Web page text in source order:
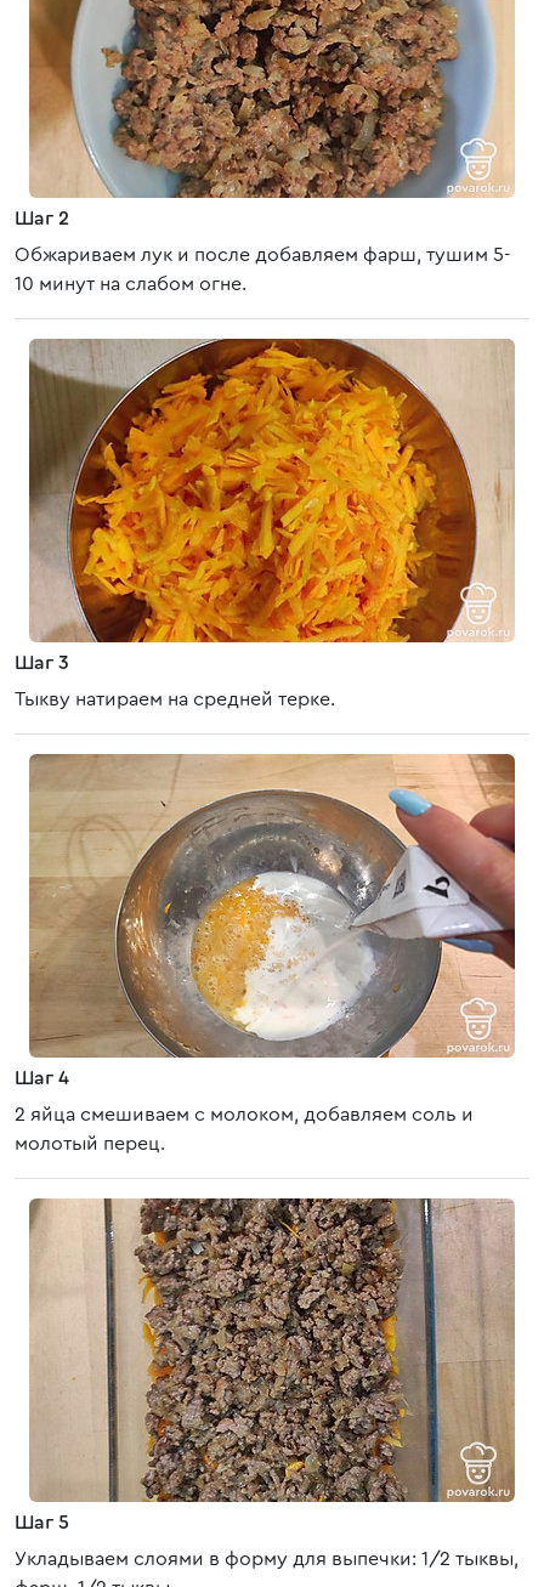
Шаг 2
Обжариваем лук и после добавляем фарш, тушим 5-
10 минут на слабом огне.
Шаг 3
Тыкву натираем на средней терке.
Шаг 4
2 яйца смешиваем с молоком, добавляем соль и
молотый перец.
Шаг 5
Укладываем слоями в форму для выпечки: 1/2 тыквы,